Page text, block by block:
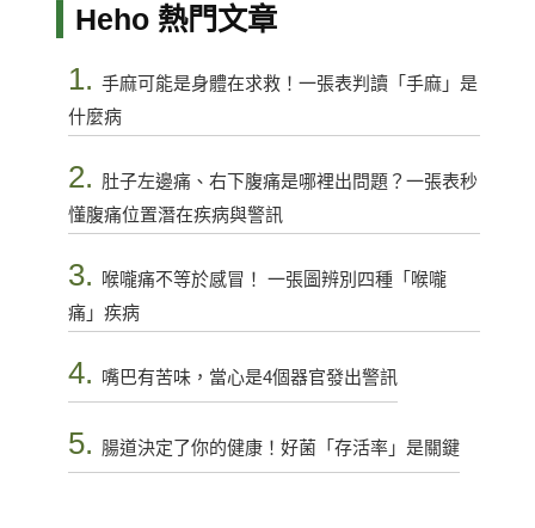
Heho 熱門文章
1. 手麻可能是身體在求救！一張表判讀「手麻」是
什麼病
2. 肚子左邊痛、右下腹痛是哪裡出問題？一張表秒
懂腹痛位置潛在疾病與警訊
3.
喉嚨痛不等於感冒！ 一張圖辨別四種「喉嚨
痛」疾病
4. 嘴巴有苦味，當心是4個器官發出警訊
5. 腸道決定了你的健康！好菌「存活率」是關鍵